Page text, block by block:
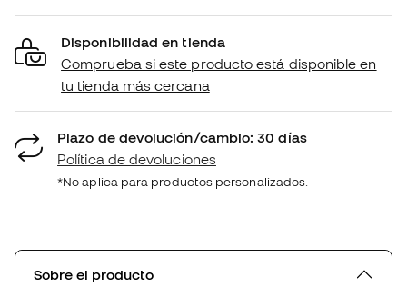
Disponibilidad en tienda
Comprueba si este producto está disponible en
tu tienda más cercana
Plazo de devolución/cambio: 30 días
Política de devoluciones
*No aplica para productos personalizados.
Sobre el producto